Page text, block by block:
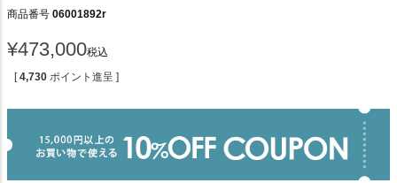
商品番号 06001892r
¥473,000税込
[ 4,730 ポイント進呈 ]